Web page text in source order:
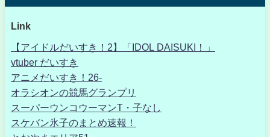
Link
【アイドルだいすき！2】「IDOL DAISUKI！」
vtuber だいすき
アニメだいすき！26-
オラシオンの競馬グランプリ
スーパーウンコウーマンT・子なし
スケバン氷子のまとめ速報！